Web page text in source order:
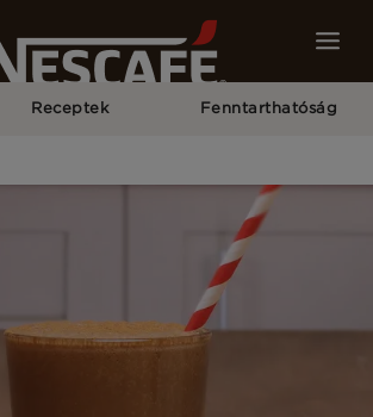
Receptek Fenntarthatóság